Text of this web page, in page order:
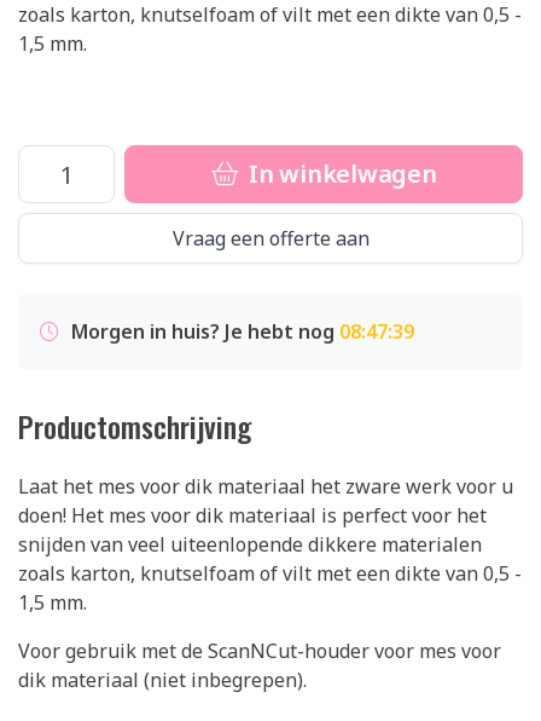
zoals karton, knutselfoam of vilt met een dikte van 0,5 -
1,5 mm.
In winkelwagen
Vraag een offerte aan
Morgen in huis? Je hebt nog 08:47:38
Productomschrijving
Laat het mes voor dik materiaal het zware werk voor u
doen! Het mes voor dik materiaal is perfect voor het
snijden van veel uiteenlopende dikkere materialen
zoals karton, knutselfoam of vilt met een dikte van 0,5 -
1,5 mm.
Voor gebruik met de ScanNCut-houder voor mes voor
dik materiaal (niet inbegrepen).